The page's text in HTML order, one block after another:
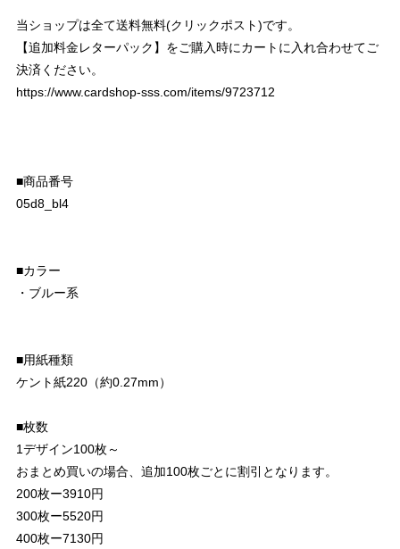
当ショップは全て送料無料(クリックポスト)です。
【追加料金レターパック】をご購入時にカートに入れ合わせてご
決済ください。
https://www.cardshop-sss.com/items/9723712
■商品番号
05d8_bl4
■カラー
・ブルー系
■用紙種類
ケント紙220（約0.27mm）
■枚数
1デザイン100枚～
おまとめ買いの場合、追加100枚ごとに割引となります。
200枚ー3910円
300枚ー5520円
400枚ー7130円